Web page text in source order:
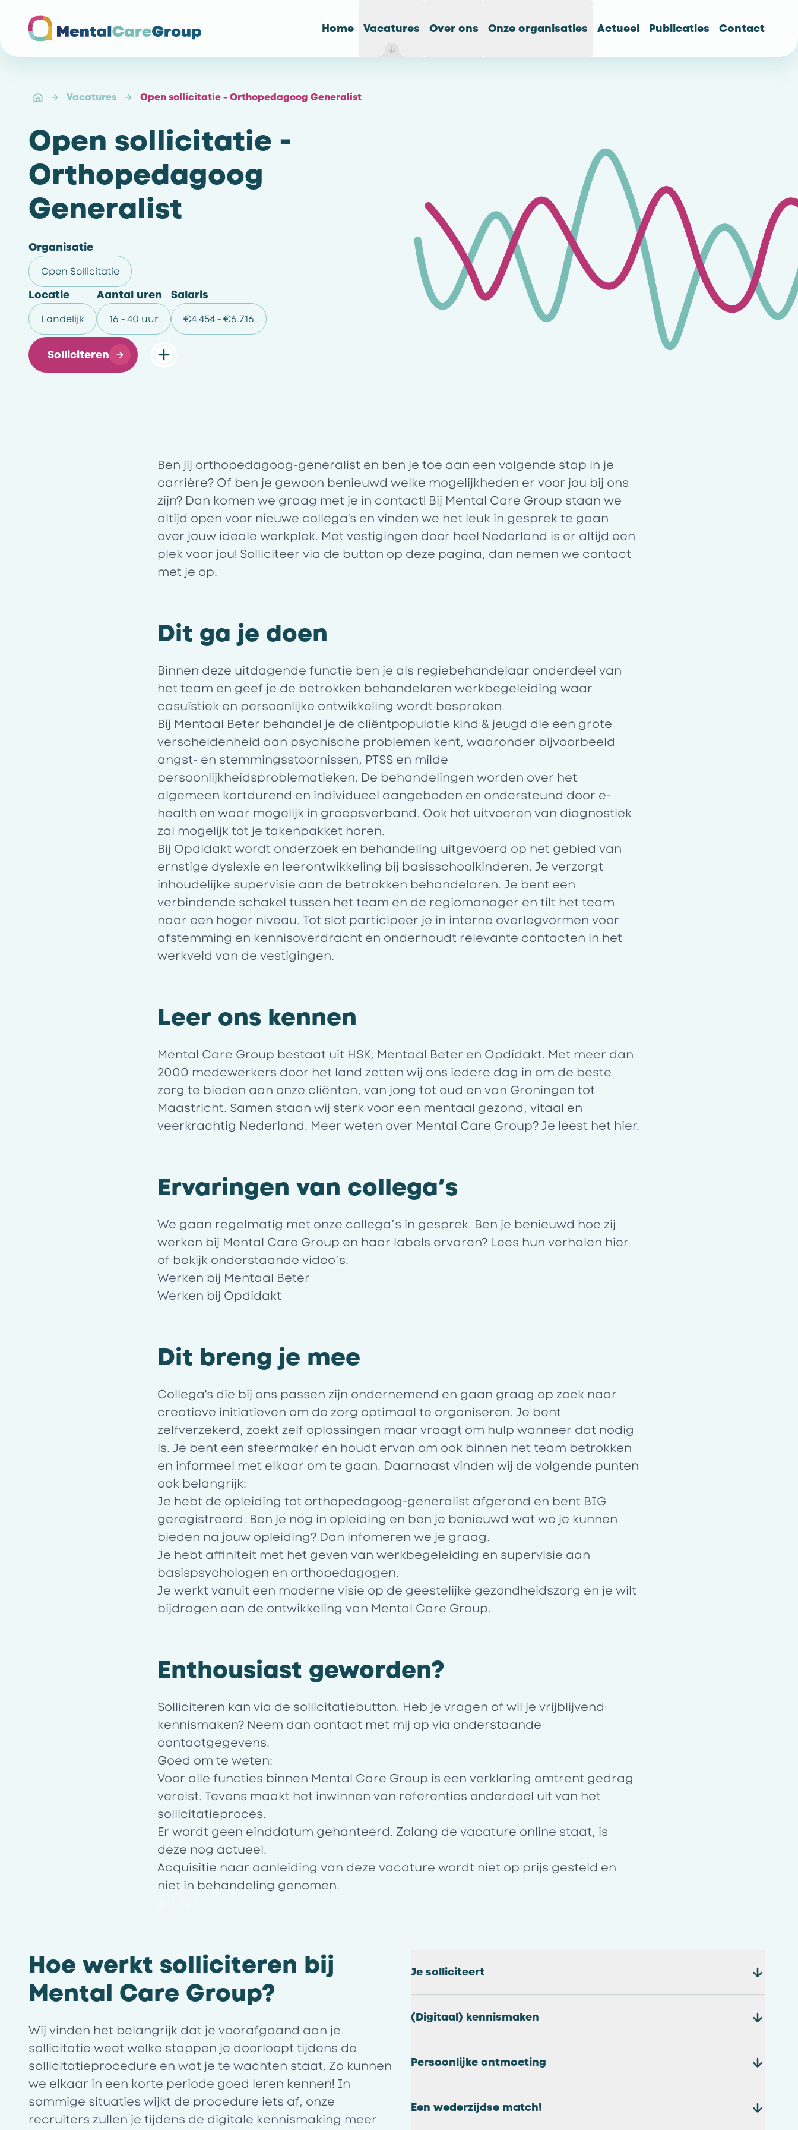
Home Vacatures Over ons Onze organisaties Actueel Publicaties Contact
Vacatures Open sollicitatie - Orthopedagoog Generalist
Open sollicitatie -
Orthopedagoog
Generalist
Organisatie
Open Sollicitatie
Locatie
Landelijk
Aantal uren
16 - 40 uur
Salaris
€4.454 - €6.716
Solliciteren
Ben jij orthopedagoog-generalist en ben je toe aan een volgende stap in je
carrière? Of ben je gewoon benieuwd welke mogelijkheden er voor jou bij ons
zijn? Dan komen we graag met je in contact! Bij Mental Care Group staan we
altijd open voor nieuwe collega's en vinden we het leuk in gesprek te gaan
over jouw ideale werkplek. Met vestigingen door heel Nederland is er altijd een
plek voor jou! Solliciteer via de button op deze pagina, dan nemen we contact
met je op.
Dit ga je doen
Binnen deze uitdagende functie ben je als regiebehandelaar onderdeel van
het team en geef je de betrokken behandelaren werkbegeleiding waar
casuïstiek en persoonlijke ontwikkeling wordt besproken.
Bij Mentaal Beter behandel je de cliëntpopulatie kind & jeugd die een grote
verscheidenheid aan psychische problemen kent, waaronder bijvoorbeeld
angst- en stemmingsstoornissen, PTSS en milde
persoonlijkheidsproblematieken. De behandelingen worden over het
algemeen kortdurend en individueel aangeboden en ondersteund door e-
health en waar mogelijk in groepsverband. Ook het uitvoeren van diagnostiek
zal mogelijk tot je takenpakket horen.
Bij Opdidaktwordt onderzoek en behandeling uitgevoerd op het gebied van
ernstige dyslexie en leerontwikkeling bij basisschoolkinderen. Je verzorgt
inhoudelijke supervisie aan de betrokken behandelaren. Je bent een
verbindende schakel tussen het team en de regiomanager en tilt het team
naar een hoger niveau. Tot slot participeer je in interne overlegvormen voor
afstemming en kennisoverdracht en onderhoudt relevante contacten in het
werkveld van de vestigingen.
Leer ons kennen
Mental Care Group bestaat uit HSK, Mentaal Beter en Opdidakt. Met meer dan
2000 medewerkers door het land zetten wij ons iedere dag in om de beste
zorg te bieden aan onze cliënten, van jong tot oud en van Groningen tot
Maastricht. Samen staan wij sterk voor een mentaal gezond, vitaal en
veerkrachtig Nederland. Meer weten over Mental Care Group? Je leest het hier.
Ervaringen van collega’s
We gaan regelmatig met onze collega’s in gesprek. Ben je benieuwd hoe zij
werken bij Mental Care Group en haar labels ervaren? Lees hun verhalen hier
of bekijk onderstaande video’s:
Werken bij Mentaal Beter
Werken bij Opdidakt
Dit breng je mee
Collega's die bij ons passen zijn ondernemend en gaan graag op zoek naar
creatieve initiatieven om de zorg optimaal te organiseren. Je bent
zelfverzekerd, zoekt zelf oplossingen maar vraagt om hulp wanneer dat nodig
is. Je bent een sfeermaker en houdt ervan om ook binnen het team betrokken
en informeel met elkaar om te gaan. Daarnaast vinden wij de volgende punten
ook belangrijk:
Je hebt de opleiding tot orthopedagoog-generalist afgerond en bent BIG
geregistreerd. Ben je nog in opleiding en ben je benieuwd wat we je kunnen
bieden na jouw opleiding? Dan infomeren we je graag.
Je hebt affiniteit met het geven van werkbegeleiding en supervisie aan
basispsychologen en orthopedagogen.
Je werkt vanuit een moderne visie op de geestelijke gezondheidszorg en je wilt
bijdragen aan de ontwikkeling van Mental Care Group.
Enthousiast geworden?
Solliciteren kan via de sollicitatiebutton. Heb je vragen of wil je vrijblijvend
kennismaken? Neem dan contact met mij op via onderstaande
contactgegevens.
Goed om te weten:
Voor alle functies binnen Mental Care Group is een verklaring omtrent gedrag
vereist. Tevens maakt het inwinnen van referenties onderdeel uit van het
sollicitatieproces.
Er wordt geen einddatum gehanteerd. Zolang de vacature online staat, is
deze nog actueel.
Acquisitie naar aanleiding van deze vacature wordt niet op prijs gesteld en
niet in behandeling genomen.
Hoe werkt solliciteren bij
Mental Care Group?
Wij vinden het belangrijk dat je voorafgaand aan je
sollicitatie weet welke stappen je doorloopt tijdens de
sollicitatieprocedure en wat je te wachten staat. Zo kunnen
we elkaar in een korte periode goed leren kennen! In
sommige situaties wijkt de procedure iets af, onze
recruiters zullen je tijdens de digitale kennismaking meer
Je solliciteert
(Digitaal) kennismaken
Persoonlijke ontmoeting
Een wederzijdse match!